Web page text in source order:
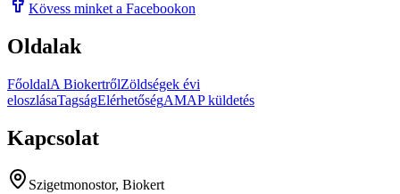
Kövess minket a Facebookon
Oldalak
FőoldalA BiokertrőlZöldségek évi
eloszlásaTagságElérhetőségAMAP küldetés
Kapcsolat
Szigetmonostor, Biokert